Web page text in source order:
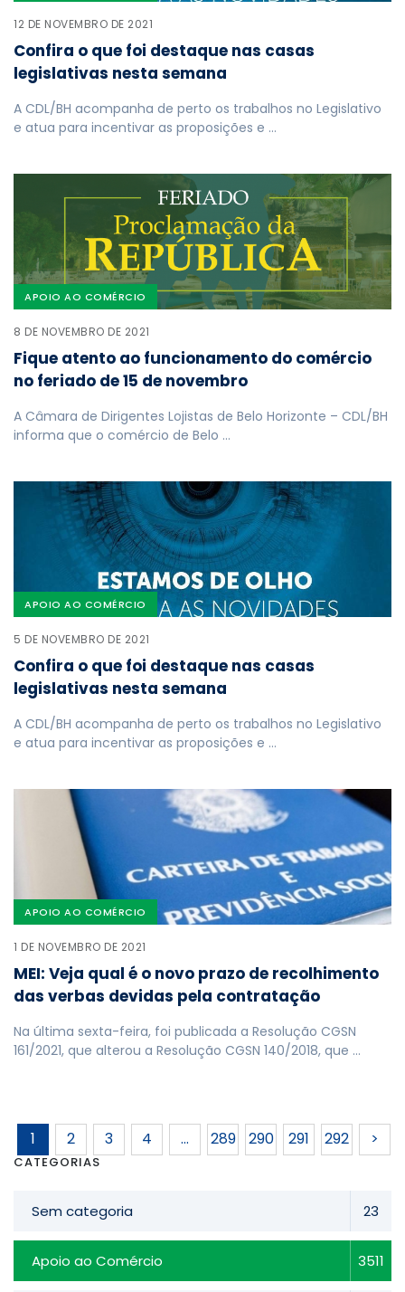
12 DE NOVEMBRO DE 2021
Confira o que foi destaque nas casas
legislativas nesta semana
A CDL/BH acompanha de perto os trabalhos no Legislativo
e atua para incentivar as proposições e …
APOIO AO COMÉRCIO
8 DE NOVEMBRO DE 2021
Fique atento ao funcionamento do comércio
no feriado de 15 de novembro
A Câmara de Dirigentes Lojistas de Belo Horizonte – CDL/BH
informa que o comércio de Belo …
APOIO AO COMÉRCIO
5 DE NOVEMBRO DE 2021
Confira o que foi destaque nas casas
legislativas nesta semana
A CDL/BH acompanha de perto os trabalhos no Legislativo
e atua para incentivar as proposições e …
APOIO AO COMÉRCIO
1 DE NOVEMBRO DE 2021
MEI: Veja qual é o novo prazo de recolhimento
das verbas devidas pela contratação
Na última sexta-feira, foi publicada a Resolução CGSN
161/2021, que alterou a Resolução CGSN 140/2018, que …
1 2 3 4 … 289 290 291 292 >
CATEGORIAS
Sem categoria 23
Apoio ao Comércio 3511